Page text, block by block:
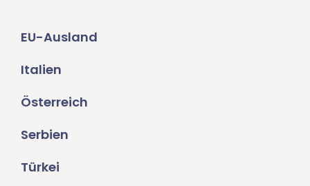
EU-Ausland
Italien
Österreich
Serbien
Türkei